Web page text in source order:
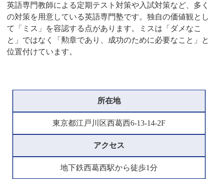
英語専門教師による定期テスト対策や入試対策など、多く
の対策を用意している英語専門塾です。独自の価値観とし
て「ミス」を容認する点があります。ミスは「ダメなこ
と」ではなく「勲章であり、成功のために必要なこと」と
位置付けています。
所在地
東京都江戸川区西葛西6-13-14-2F
アクセス
地下鉄西葛西駅から徒歩1分